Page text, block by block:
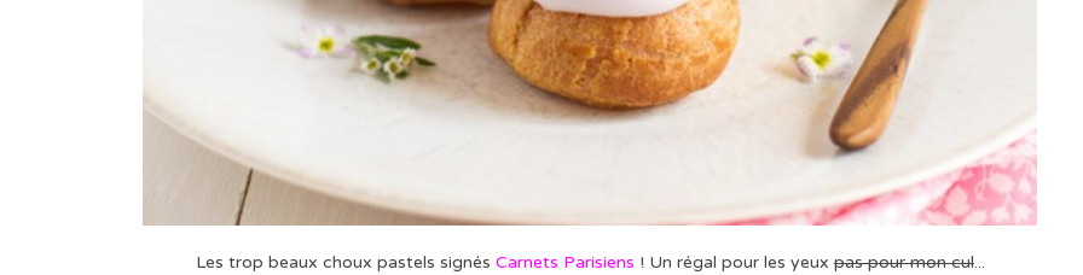
Les trop beaux choux pastels signés Carnets Parisiens ! Un régal pour les yeux pas pour mon cul...